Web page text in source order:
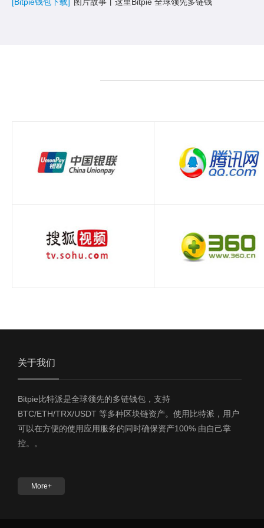
关于我们
Bitpie比特派是全球领先的多链钱包，支持
BTC/ETH/TRX/USDT 等多种区块链资产。使用比特派，用户
可以在方便的使用应用服务的同时确保资产100% 由自己掌
控。。
More+